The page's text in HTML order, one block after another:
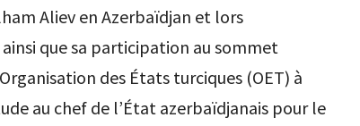
Aliev en Azerbaïdjan et lors
que sa participation au sommet
des États turciques (OET) à
au chef de l’État azerbaïdjanais pour le